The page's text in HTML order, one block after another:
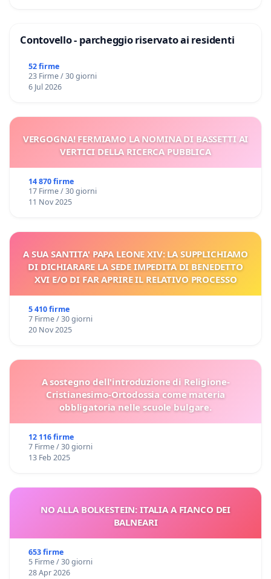
Contovello - parcheggio riservato ai residenti
52 firme
23 Firme / 30 giorni
6 Jul 2026
VERGOGNA! FERMIAMO LA NOMINA DI BASSETTI AI
VERTICI DELLA RICERCA PUBBLICA
14 870 firme
17 Firme / 30 giorni
11 Nov 2025
A SUA SANTITA' PAPA LEONE XIV: LA SUPPLICHIAMO
DI DICHIARARE LA SEDE IMPEDITA DI BENEDETTO
XVI E/O DI FAR APRIRE IL RELATIVO PROCESSO
5 410 firme
7 Firme / 30 giorni
20 Nov 2025
A sostegno dell'introduzione di Religione-
Cristianesimo-Ortodossia come materia
obbligatoria nelle scuole bulgare.
12 116 firme
7 Firme / 30 giorni
13 Feb 2025
NO ALLA BOLKESTEIN: ITALIA A FIANCO DEI
BALNEARI
653 firme
5 Firme / 30 giorni
28 Apr 2026